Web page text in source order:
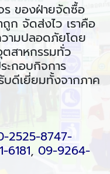
ร ของฝ่ายจัดซื้อ
ก จัดส่งไว เราคือ
ามปลอดภัยโดย
ตสาหกรรมทั่ว
ะกอบกิจการ
ดีเยี่ยมทั้งจากภาค
2525-8747-
6181, 09-9264-